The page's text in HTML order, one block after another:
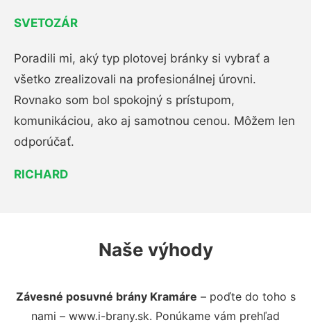
SVETOZÁR
Poradili mi, aký typ plotovej bránky si vybrať a
všetko zrealizovali na profesionálnej úrovni.
Rovnako som bol spokojný s prístupom,
komunikáciou, ako aj samotnou cenou. Môžem len
odporúčať.
RICHARD
Naše výhody
Závesné posuvné brány Kramáre – poďte do toho s
nami – www.i-brany.sk. Ponúkame vám prehľad